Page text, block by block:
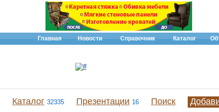
Главная Новости Справочник Каталог
Каталог 32335 Презентации 16 Поиск